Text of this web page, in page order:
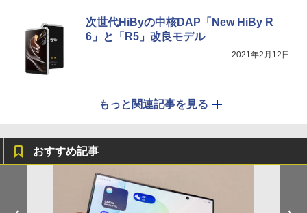
次世代HiByの中核DAP「New HiBy R
6」と「R5」改良モデル
2021年2月12日
もっと関連記事を見る
おすすめ記事